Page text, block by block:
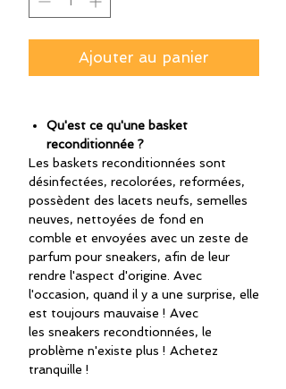
Ajouter au panier
Qu'est ce qu'une basket
reconditionnée ?
Les baskets reconditionnées sont
désinfectées, recolorées, reformées,
possèdent des lacets neufs, semelles
neuves, nettoyées de fond en
comble et envoyées avec un zeste de
parfum pour sneakers, afin de leur
rendre l'aspect d'origine. Avec
l'occasion, quand il y a une surprise, elle
est toujours mauvaise ! Avec
les sneakers recondtionnées, le
problème n'existe plus ! Achetez
tranquille !